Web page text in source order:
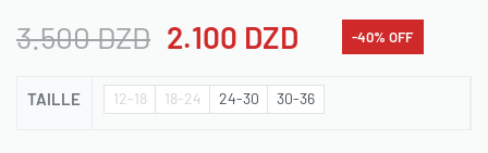
3.500DZD 2.100 DZD -40% OFF
TAILLE 12-18 18-24 24-30 30-36